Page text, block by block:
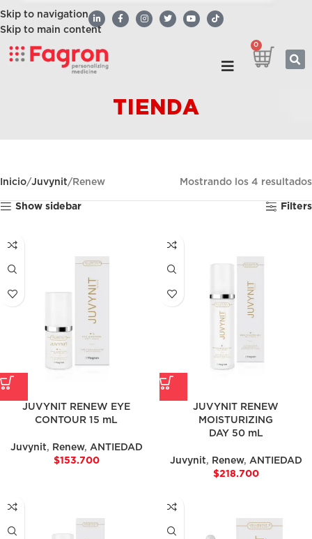
Skip to navigation
Skip to main content
0
TIENDA
Inicio Juvynit Renew Mostrando los 4 resultados
Show sidebar Filters
JUVYNIT RENEW EYE
CONTOUR 15 mL
Juvynit, Renew, ANTIEDAD
$153.700
JUVYNIT RENEW
MOISTURIZING
DAY 50 mL
Juvynit, Renew, ANTIEDAD
$218.700